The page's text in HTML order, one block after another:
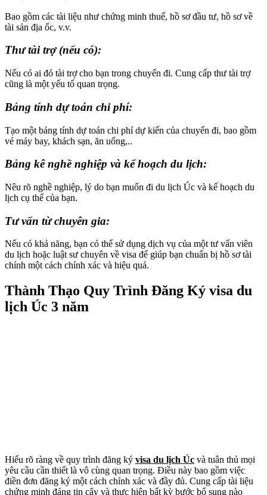
Bao gồm các tài liệu như chứng minh thuế, hồ sơ đầu tư, hồ sơ về
tài sản địa ốc, v.v.
Thư tài trợ (nếu có):
Nếu có ai đó tài trợ cho bạn trong chuyến đi. Cung cấp thư tài trợ
cũng là một yếu tố quan trọng.
Bảng tính dự toán chi phí:
Tạo một bảng tính dự toán chi phí dự kiến của chuyến đi, bao gồm
vé máy bay, khách sạn, ăn uống,..
Bảng kê nghề nghiệp và kế hoạch du lịch:
Nêu rõ nghề nghiệp, lý do bạn muốn đi du lịch Úc và kế hoạch du
lịch cụ thể của bạn.
Tư vấn từ chuyên gia:
Nếu có khả năng, bạn có thể sử dụng dịch vụ của một tư vấn viên
du lịch hoặc luật sư chuyên về visa để giúp bạn chuẩn bị hồ sơ tài
chính một cách chính xác và hiệu quả.
Thành Thạo Quy Trình Đăng Ký visa du
lịch Úc 3 năm
Hiểu rõ ràng về quy trình đăng ký visa du lịch Úc và tuân thủ mọi
yêu cầu cần thiết là vô cùng quan trọng. Điều này bao gồm việc
điền đơn đăng ký một cách chính xác và đầy đủ. Cung cấp tài liệu
chứng minh đáng tin cậy và thực hiện bất kỳ bước bổ sung nào